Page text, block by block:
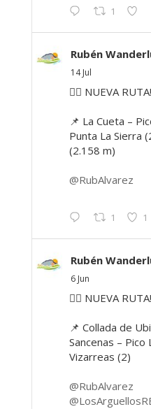
1
Rubén
14 Jul
🚶‍♂️ NUEVA
📌 La Cueta –
Punta La Sierra
(2.158 m)
@RubAlvarez
1 1
Rubén
6 Jun
🚶‍♂️ NUEVA
📌 Collada de
Sancenas – Pico
Vizarreas (2)
@RubAlvarez